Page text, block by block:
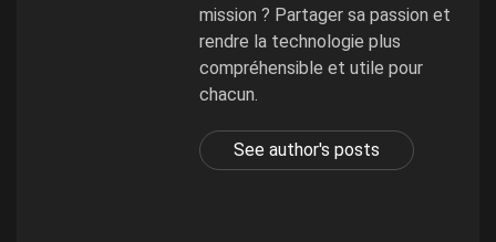
mission ? Partager sa passion et
rendre la technologie plus
compréhensible et utile pour
chacun.
See author's posts